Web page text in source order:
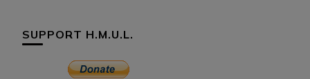
SUPPORT H.M.U.L.